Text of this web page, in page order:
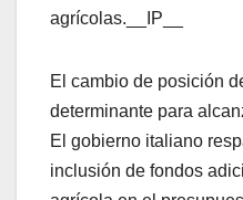
agrícolas.__IP__
El cambio de posición
determinante para
El gobierno italiano
inclusión de fondos